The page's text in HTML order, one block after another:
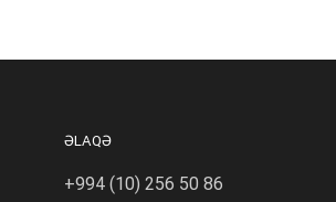
ƏLAQƏ
+994 (10) 256 50 86